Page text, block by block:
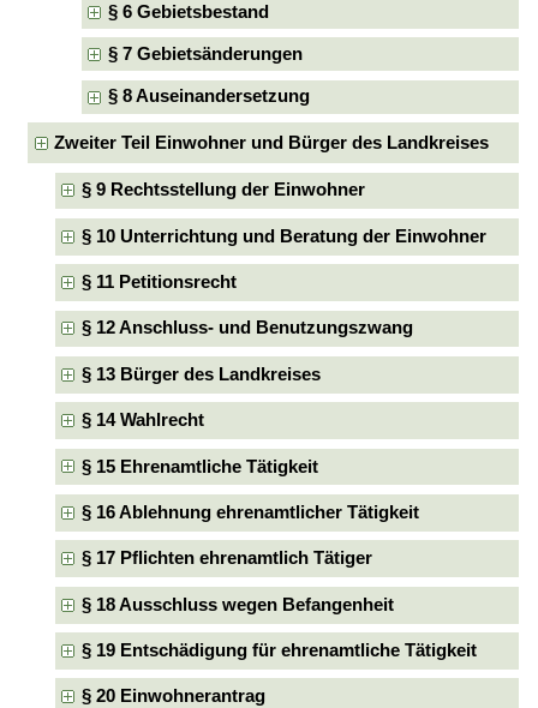
§ 6 Gebietsbestand
§ 7 Gebietsänderungen
§ 8 Auseinandersetzung
Zweiter Teil Einwohner und Bürger des Landkreises
§ 9 Rechtsstellung der Einwohner
§ 10 Unterrichtung und Beratung der Einwohner
§ 11 Petitionsrecht
§ 12 Anschluss- und Benutzungszwang
§ 13 Bürger des Landkreises
§ 14 Wahlrecht
§ 15 Ehrenamtliche Tätigkeit
§ 16 Ablehnung ehrenamtlicher Tätigkeit
§ 17 Pflichten ehrenamtlich Tätiger
§ 18 Ausschluss wegen Befangenheit
§ 19 Entschädigung für ehrenamtliche Tätigkeit
§ 20 Einwohnerantrag